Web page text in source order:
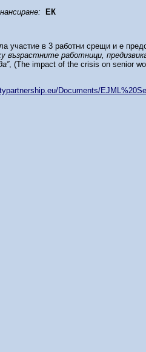
ЕК
участие в 3 работни срещи и е
възрастните работници,
, (The impact of the crisis on senior
Documents/